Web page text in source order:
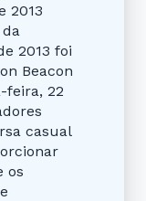
2013
2013 foi
Beacon
feira, 22
casual
os